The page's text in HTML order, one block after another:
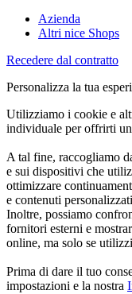
Azienda
Altri nice Shops
Recedere dal contratto
Personalizza la tua
Utilizziamo i cookie e
individuale per offrirti
A tal fine, raccogliamo
e sui dispositivi che
ottimizzare
e contenuti
Inoltre, possiamo
fornitori esterni e
online, ma solo se
Prima di dare il tuo
impostazioni e la nostra